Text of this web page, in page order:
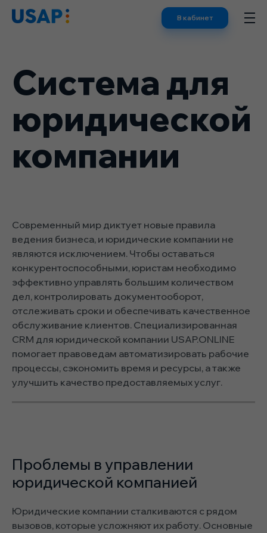
Skip
В кабинет
Система для
юридической
компании
Современный мир диктует новые правила
ведения бизнеса, и юридические компании не
являются исключением. Чтобы оставаться
конкурентоспособными, юристам необходимо
эффективно управлять большим количеством
дел, контролировать документооборот,
отслеживать сроки и обеспечивать качественное
обслуживание клиентов. Специализированная
CRM для юридической компании USAP.ONLINE
помогает правоведам автоматизировать рабочие
процессы, сэкономить время и ресурсы, а также
улучшить качество предоставляемых услуг.
Проблемы в управлении
юридической компанией
Юридические компании сталкиваются с рядом
вызовов, которые усложняют их работу. Основные